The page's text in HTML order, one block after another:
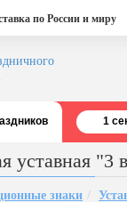
по России и миру
1
уставная "3
знаки